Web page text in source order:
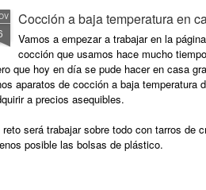
el fondo de los tarros.
a calentar el agua con nuestro aparato
83ºC y 25 minutos de cocción.
ml. leche
gr. de azúcar
gotas de esencia de vainilla (opcional)
und. tarros Weck de 141 ml.
Cocción a baja temperatura en
Vamos a empezar a trabajar en la
cocción que usamos hace mucho
que hoy en día se pude hacer en casa
aparatos de cocción a baja temperatura
a precios asequibles.
reto será trabajar sobre todo con tarros de
posible las bolsas de plástico.